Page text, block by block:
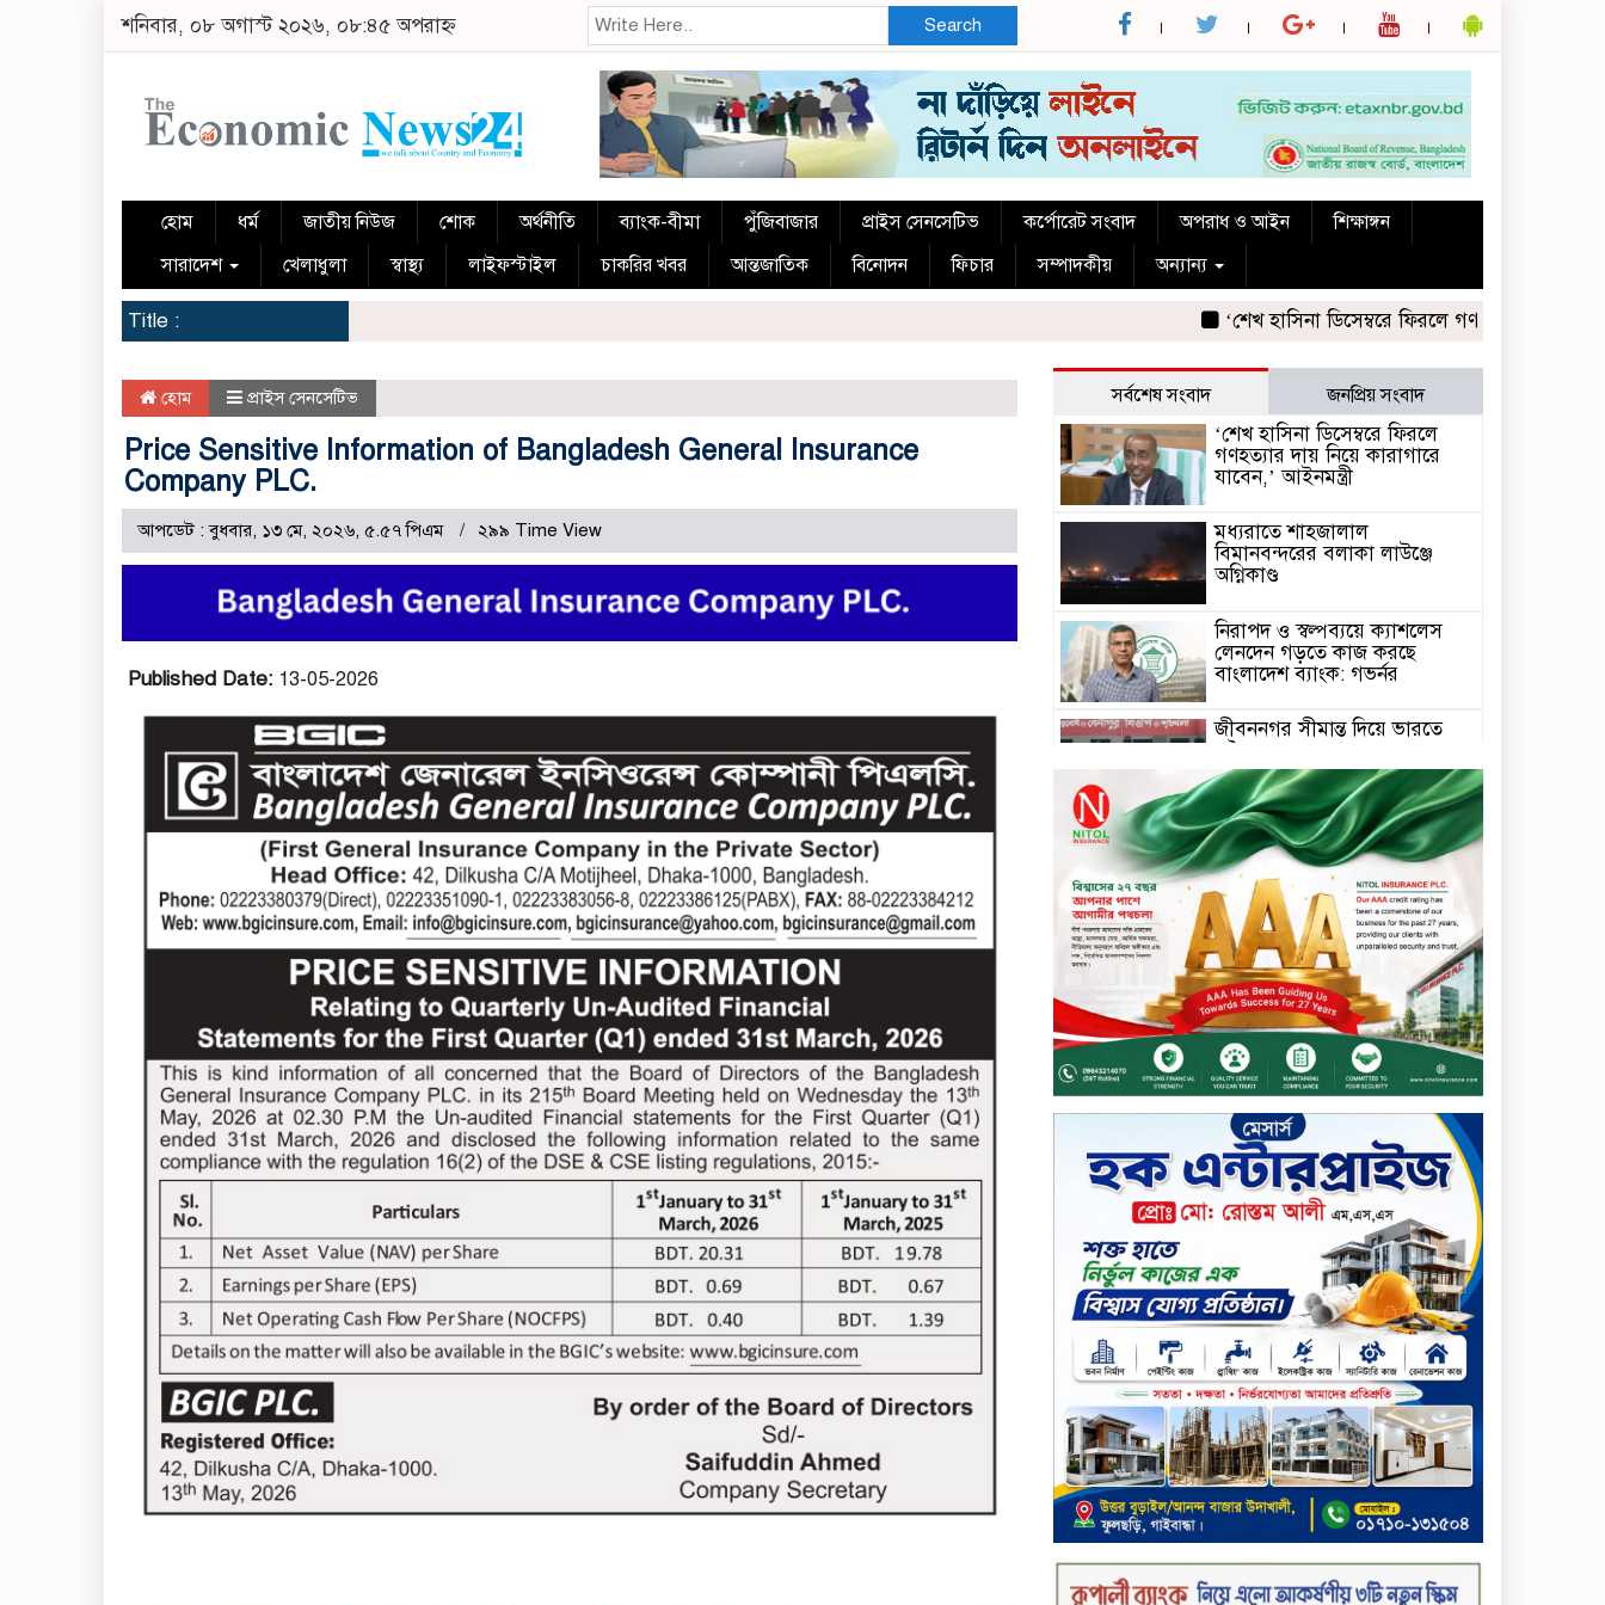
শনিবার, ০৮ অগাস্ট ২০২৬, ০৮:৪৫ অপরাহ্ন Search
হোম ধর্ম জাতীয় নিউজ শোক অর্থনীতি ব্যাংক-বীমা পুঁজিবাজার প্রাইস সেনসেটিভ কর্পোরেট সংবাদ অপরাধ ও আইন
শিক্ষাঙ্গন
সারাদেশ
খেলাধুলা স্বাস্থ্য লাইফস্টাইল চাকরির খবর আন্তজাতিক বিনোদন ফিচার সম্পাদকীয় অন্যান্য
Title : ‘শেখ হাসিনা ডিসেম্বরে ফিরলে গণহত্যার দায় নিয়ে
হোম প্রাইস সেনসেটিভ
Price Sensitive Information of Bangladesh General Insurance
Company PLC.
আপডেট : বুধবার, ১৩ মে, ২০২৬, ৫.৫৭ পিএম ২৯৯ Time View
Published Date: 13-05-2026
সর্বশেষ সংবাদ জনপ্রিয় সংবাদ
‘শেখ হাসিনা ডিসেম্বরে ফিরলে
গণহত্যার দায় নিয়ে কারাগারে
যাবেন,’ আইনমন্ত্রী
মধ্যরাতে শাহজালাল
বিমানবন্দরের বলাকা লাউঞ্জে
অগ্নিকাণ্ড
নিরাপদ ও স্বল্পব্যয়ে ক্যাশলেস
লেনদেন গড়তে কাজ করছে
বাংলাদেশ ব্যাংক: গভর্নর
জীবননগর সীমান্ত দিয়ে ভারতে
অবৈধ অনুপ্রবেশের সময় ৮
বাংলাদেশি নারী আটক
মাধবপুর গৃহবধূর ঝুলন্ত মরদেহ
উদ্ধার করছে পুলিশ
চ্যানেল আইয়ের ‘আমরাই
বাংলাদেশ’ টকশোতে সাইফুল
ইসলাম সোহেল ও চিত্রনায়ক ডিএ
তায়েব
টাঙ্গাইলে নিহত বাস মালিকদের
পরিবারকে অনুদান ও সম্মাননা
প্রদান
টাঙ্গাইলে ভাষা কর্মশালা ও পুরষ্কার
বিতরণ
সড়ক নিরাপত্তায় বিশেষ অবদান
রাখায় নিসচা বিশেষ সম্মাননা
পেলেন লায়ন গনি মিয়া বাবুল
মার্কেন্টাইল ব্যাংকের নির্বাহী
কমিটির চেয়ারম্যান হলেন
আনোয়ারুল হক
সপ্তাহের শেষ কার্যদিবসে
লেনদেনের তালিকায় শীর্ষে উঠে
এসেছে শার্প ইন্ডাস্ট্রিজ
সপ্তাহের শেষ কার্যদিবসে
দরপতনের শীর্ষে সেনা ইন্স্যুরেন্স